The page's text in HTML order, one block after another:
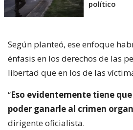
político
Según planteó, ese enfoque
énfasis en los derechos de las
libertad que en los de las
“Eso evidentemente tiene
poder ganarle al crimen
dirigente oficialista.